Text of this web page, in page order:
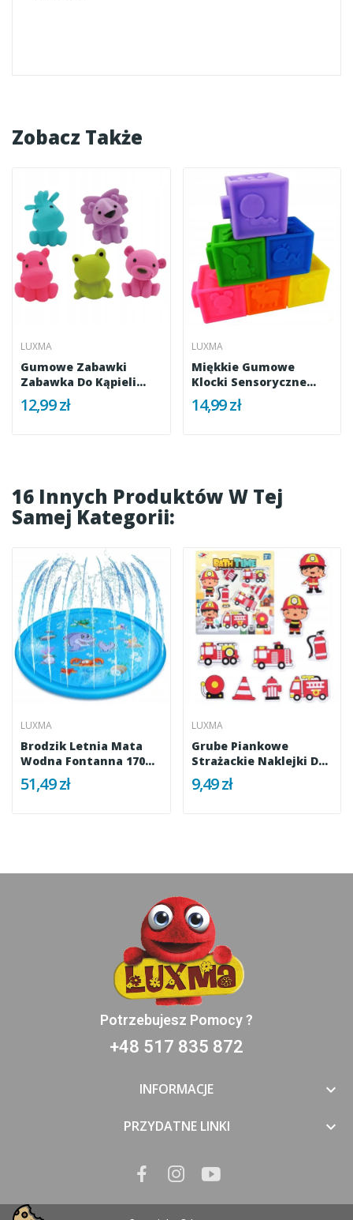
Zobacz Także
LUXMA
Gumowe Zabawki
Zabawka Do Kąpieli
Piszczałk ZOO 19
12,99 zł
LUXMA
Miękkie Gumowe
Klocki Sensoryczne
Piszczałki 9911
14,99 zł
16 Innych Produktów W Tej
Samej Kategorii:
LUXMA
Brodzik Letnia Mata
Wodna Fontanna 170
Cm...
51,49 zł
LUXMA
Grube Piankowe
Strażackie Naklejki Do
Wanny Do...
9,49 zł
Potrzebujesz Pomocy ?
+48 517 835 872
INFORMACJE 
PRZYDATNE LINKI 